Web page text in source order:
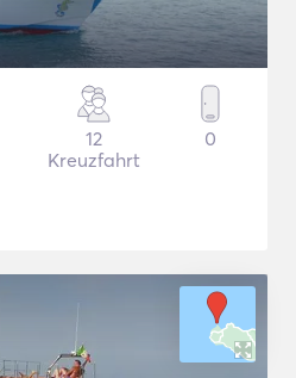
12
Kreuzfahrt
0